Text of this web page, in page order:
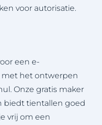
voor autorisatie.
een e-
het ontwerpen
Onze gratis maker
biedt tientallen goed
vrij om een